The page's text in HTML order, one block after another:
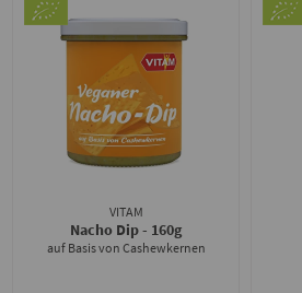
VITAM
Nacho Dip- 160g
auf Basis von Cashewkernen